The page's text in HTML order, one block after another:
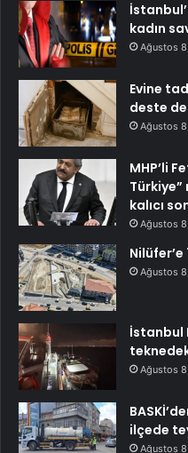
kadın
Ağustos
Evine
deste
Ağustos
MHP’li
Türkiye”
kalıcı
Ağustos
Nilüfer’e
Ağustos
İstanbul
Ağustos
ilçede
Ağustos